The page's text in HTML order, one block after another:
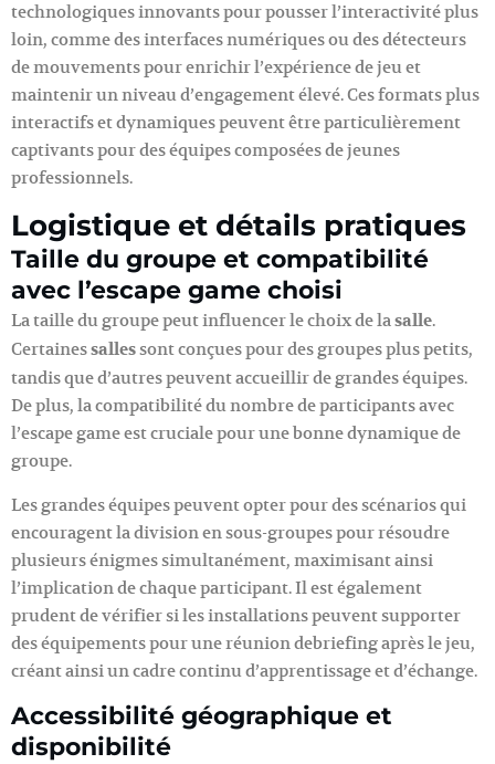
technologiques innovants pour pousser l’interactivité plus
loin, comme des interfaces numériques ou des détecteurs
de mouvements pour enrichir l’expérience de jeu et
maintenir un niveau d’engagement élevé. Ces formats plus
interactifs et dynamiques peuvent être particulièrement
captivants pour des équipes composées de jeunes
professionnels.
Logistique et détails pratiques
Taille du groupe et compatibilité
avec l’escape game choisi
La taille du groupe peut influencer le choix de lasalle.
Certainessallessont conçues pour des groupes plus petits,
tandis que d’autres peuvent accueillir de grandes équipes.
De plus, la compatibilité du nombre de participants avec
l’escape game est cruciale pour une bonne dynamique de
groupe.
Les grandes équipes peuvent opter pour des scénarios qui
encouragent la division en sous-groupes pour résoudre
plusieurs énigmes simultanément, maximisant ainsi
l’implication de chaque participant. Il est également
prudent de vérifier si les installations peuvent supporter
des équipements pour une réunion debriefing après le jeu,
créant ainsi un cadre continu d’apprentissage et d’échange.
Accessibilité géographique et
disponibilité